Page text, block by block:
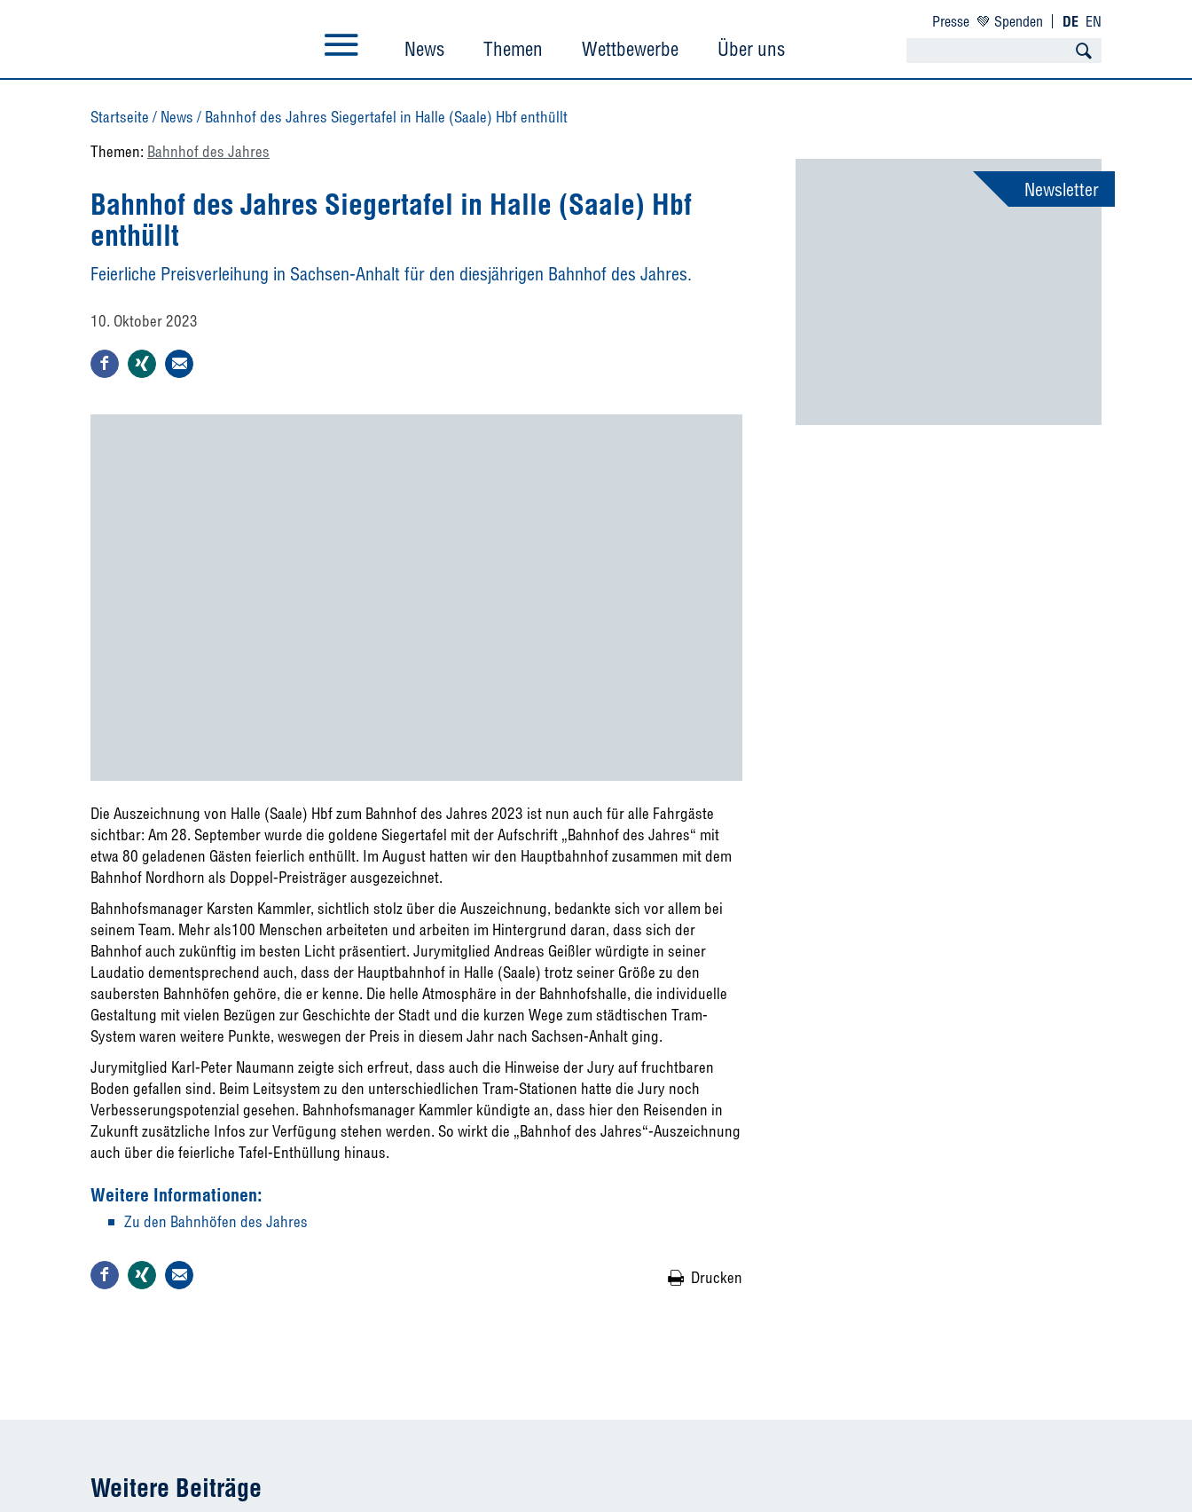
News Themen Wettbewerbe Über uns
Presse 💚 Spenden DE EN
Startseite / News / Bahnhof des Jahres Siegertafel in Halle (Saale) Hbf enthüllt
Themen: Bahnhof des Jahres
Bahnhof des Jahres Siegertafel in Halle (Saale) Hbf
enthüllt
Feierliche Preisverleihung in Sachsen-Anhalt für den diesjährigen Bahnhof des Jahres.
10. Oktober 2023
Die Auszeichnung von Halle (Saale) Hbf zum Bahnhof des Jahres 2023 ist nun auch für alle Fahrgäste
sichtbar: Am 28. September wurde die goldene Siegertafel mit der Aufschrift „Bahnhof des Jahres“ mit
etwa 80 geladenen Gästen feierlich enthüllt. Im August hatten wir den Hauptbahnhof zusammen mit dem
Bahnhof Nordhorn als Doppel-Preisträger ausgezeichnet.
Bahnhofsmanager Karsten Kammler, sichtlich stolz über die Auszeichnung, bedankte sich vor allem bei
seinem Team. Mehr als100 Menschen arbeiteten und arbeiten im Hintergrund daran, dass sich der
Bahnhof auch zukünftig im besten Licht präsentiert. Jurymitglied Andreas Geißler würdigte in seiner
Laudatio dementsprechend auch, dass der Hauptbahnhof in Halle (Saale) trotz seiner Größe zu den
saubersten Bahnhöfen gehöre, die er kenne. Die helle Atmosphäre in der Bahnhofshalle, die individuelle
Gestaltung mit vielen Bezügen zur Geschichte der Stadt und die kurzen Wege zum städtischen Tram-
System waren weitere Punkte, weswegen der Preis in diesem Jahr nach Sachsen-Anhalt ging.
Jurymitglied Karl-Peter Naumann zeigte sich erfreut, dass auch die Hinweise der Jury auf fruchtbaren
Boden gefallen sind. Beim Leitsystem zu den unterschiedlichen Tram-Stationen hatte die Jury noch
Verbesserungspotenzial gesehen. Bahnhofsmanager Kammler kündigte an, dass hier den Reisenden in
Zukunft zusätzliche Infos zur Verfügung stehen werden. So wirkt die „Bahnhof des Jahres“-Auszeichnung
auch über die feierliche Tafel-Enthüllung hinaus.
Weitere Informationen:
Zu den Bahnhöfen des Jahres
Drucken
Newsletter
Weitere Beiträge